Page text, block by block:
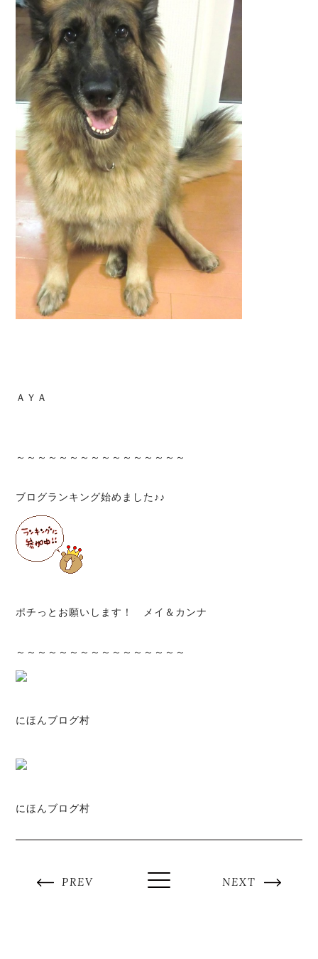
ＡＹＡ
～～～～～～～～～～～～～～～～
ブログランキング始めました♪♪
ポチっとお願いします！ メイ＆カンナ
～～～～～～～～～～～～～～～～
にほんブログ村
にほんブログ村
PREV NEXT